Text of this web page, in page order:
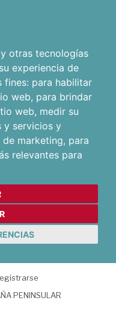
otras tecnologías
experiencia de
fines: para habilitar
web, para brindar
web, medir su
y servicios y
marketing, para
relevantes para
PENINSULAR